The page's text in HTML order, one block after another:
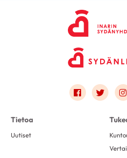
Link toLink
Tietoa
Uutiset